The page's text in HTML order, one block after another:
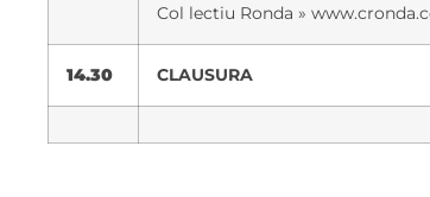
Col lectiu Ronda »
14.30 CLAUSURA